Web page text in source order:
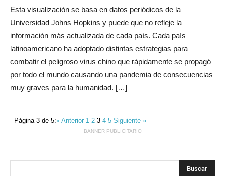
Esta visualización se basa en datos periódicos de la
Universidad Johns Hopkins y puede que no refleje la
información más actualizada de cada país. Cada país
latinoamericano ha adoptado distintas estrategias para
combatir el peligroso virus chino que rápidamente se propagó
por todo el mundo causando una pandemia de consecuencias
muy graves para la humanidad. […]
Página 3 de 5:« Anterior 123 45Siguiente »
BANNER PUBLICITARIO